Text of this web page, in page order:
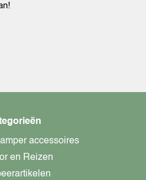
accessoires
en Reizen